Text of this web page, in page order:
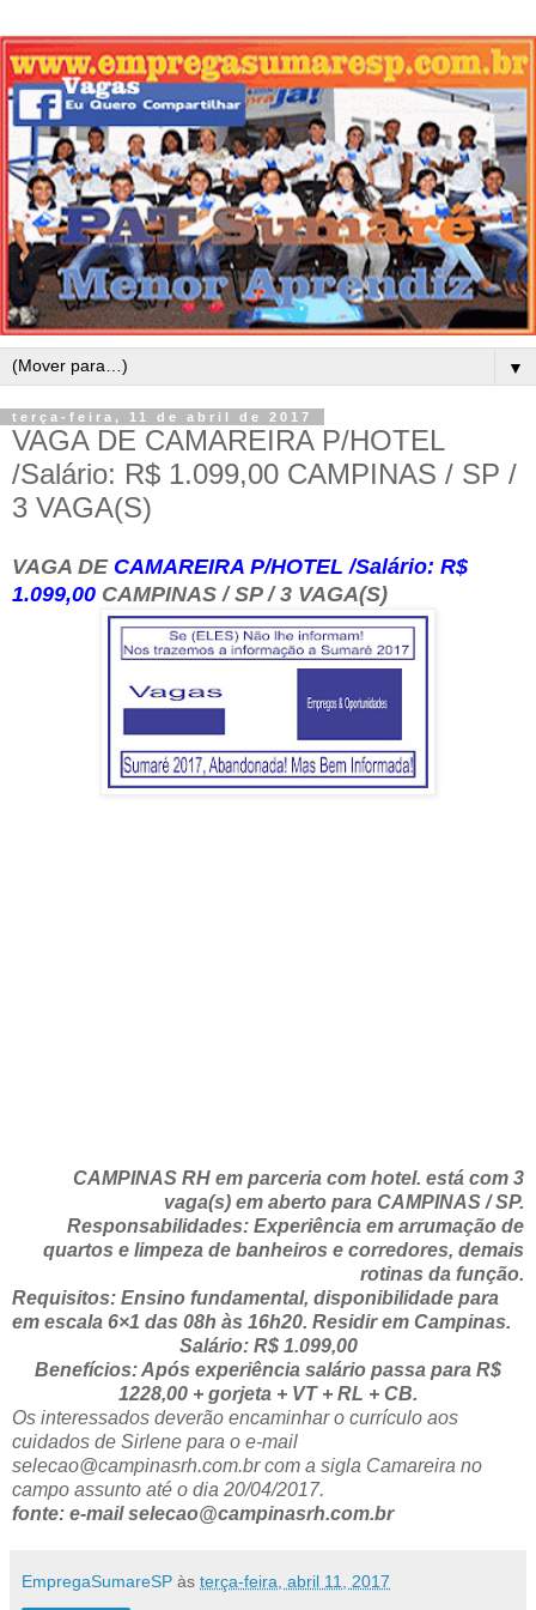
▼
terça-feira, 11 de abril de 2017
VAGA DE CAMAREIRA P/HOTEL
/Salário: R$ 1.099,00 CAMPINAS / SP /
3 VAGA(S)
VAGA DE CAMAREIRA P/HOTEL /Salário: R$
1.099,00 CAMPINAS / SP / 3 VAGA(S)
CAMPINAS RH em parceria com hotel. está com 3
vaga(s) em aberto para CAMPINAS / SP.
Responsabilidades: Experiência em arrumação de
quartos e limpeza de banheiros e corredores, demais
rotinas da função.
Requisitos: Ensino fundamental, disponibilidade para
em escala 6×1 das 08h às 16h20. Residir em Campinas.
Salário: R$ 1.099,00
Benefícios: Após experiência salário passa para R$
1228,00 + gorjeta + VT + RL + CB.
Os interessados deverão encaminhar o currículo aos
cuidados de Sirlene para o e-mail
selecao@campinasrh.com.br com a sigla Camareira no
campo assunto até o dia 20/04/2017.
fonte: e-mail selecao@campinasrh.com.br
EmpregaSumareSP às terça-feira, abril 11, 2017